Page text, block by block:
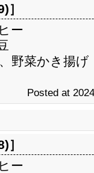
］
ー
野菜かき揚げ
Posted at
］
ー